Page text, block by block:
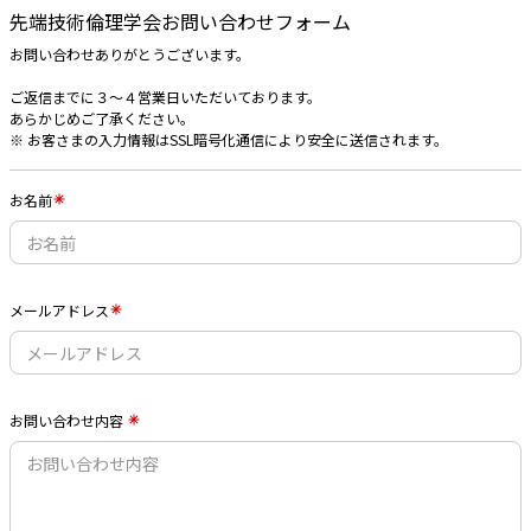
先端技術倫理学会お問い合わせフォーム
お問い合わせありがとうございます。
ご返信までに３〜４営業日いただいております。
あらかじめご了承ください。
※ お客さまの入力情報はSSL暗号化通信により安全に送信されます。
お名前
メールアドレス
お問い合わせ内容